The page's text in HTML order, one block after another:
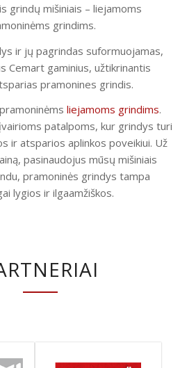
grindų mišiniais – liejamoms
grindims.
ir jų pagrindas suformuojamas,
Cemart gaminius, užtikrinantis
pramonines grindis.
liejamoms grindims.
patalpoms, kur grindys turi
ir atsparios aplinkos poveikiui. Už
pasinaudojus mūsų mišiniais
pramoninės grindys tampa
lygios ir ilgaamžiškos.